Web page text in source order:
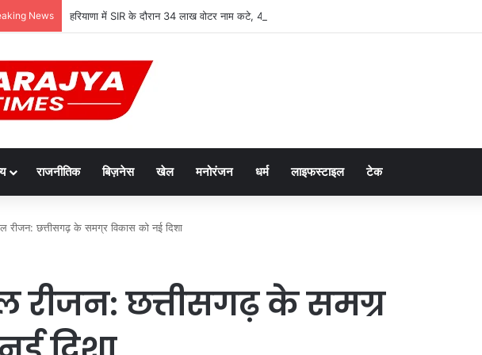
News हरियाणा में SIR के दौरान 34 लाख वोटर नाम कटे, 44 लाख रिकॉर्ड सुधारने का 30 अगस्त तक मौका
राजनीतिक बिज़नेस खेल मनोरंजन धर्म लाइफस्टाइल टेक
रीजन: छत्तीसगढ़ के समग्र विकास को नई दिशा
रीजन: छत्तीसगढ़ के समग्र